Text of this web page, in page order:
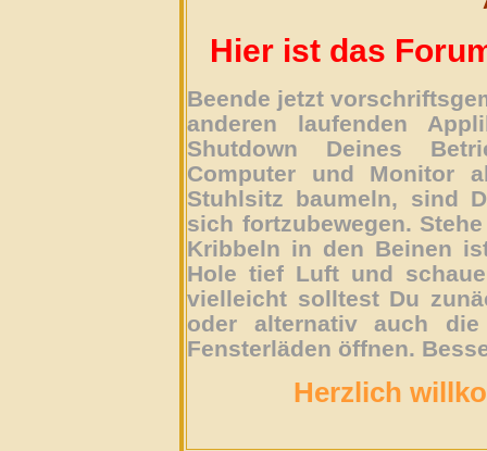
Hier ist das
Beende jetzt
anderen laufenden
Shutdown Deines
Computer und Monitor
Stuhlsitz baumeln, sind
sich fortzubewegen.
Kribbeln in den Beinen
Hole tief Luft und
vielleicht solltest Du
oder alternativ auch
Fensterläden öffnen.
Herzlich